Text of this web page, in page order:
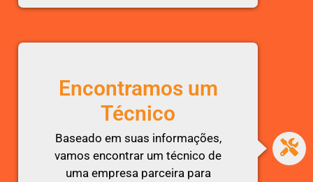
Encontramos um
Técnico
Baseado em suas informações,
vamos encontrar um técnico de
uma empresa parceira para